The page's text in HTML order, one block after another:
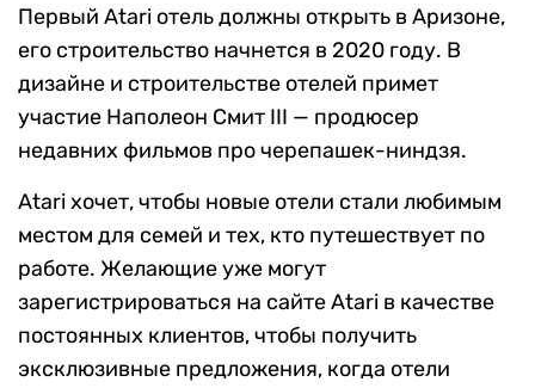
Первый Atari отель должны открыть в Аризоне,
его строительство начнется в 2020 году. В
дизайне и строительстве отелей примет
участие Наполеон Смит III — продюсер
недавних фильмов про черепашек-ниндзя.
Atari хочет, чтобы новые отели стали любимым
местом для семей и тех, кто путешествует по
работе. Желающие уже могут
зарегистрироваться на сайте Atari в качестве
постоянных клиентов, чтобы получить
эксклюзивные предложения, когда отели